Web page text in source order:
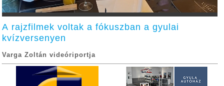
A rajzfilmek voltak a fókuszban a gyulai
kvízversenyen
Varga Zoltán videóriportja